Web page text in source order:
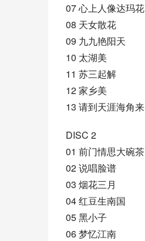
07 心上人像达玛花
08 天女散花
09 九九艳阳天
10 太湖美
11 苏三起解
12 家乡美
13 请到天涯海角来
DISC 2
01 前门情思大碗茶
02 说唱脸谱
03 烟花三月
04 红豆生南国
05 黑小子
06 梦忆江南